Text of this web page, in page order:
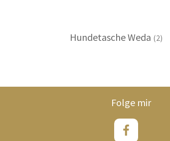
Hundetasche Weda (2)
Folge mir